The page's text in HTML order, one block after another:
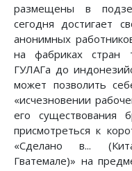
размещены в
сегодня достигает
анонимных
на фабриках стран
ГУЛАГа до
может позволить
«исчезновении
его существования
присмотреться к
«Сделано в...
Гватемале)» на